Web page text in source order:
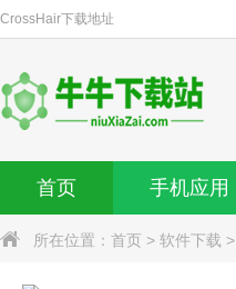
CrossHair下载地址
首页 手机应用
所在位置： 首页 > 软件下载 >